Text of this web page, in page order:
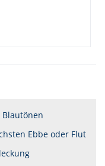
Ebbe oder Flut